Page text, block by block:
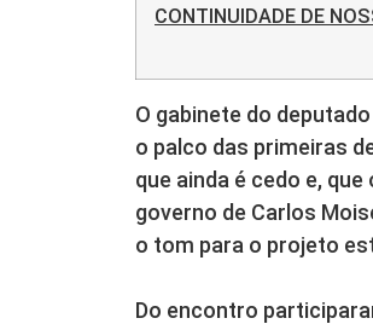
CONTINUIDADE DE
O gabinete do
o palco das primeiras
que ainda é cedo e,
governo de Carlos
o tom para o projeto
Do encontro